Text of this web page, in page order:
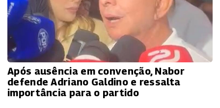
Após ausência em convenção, Nabor
defende Adriano Galdino e ressalta
importância para o partido